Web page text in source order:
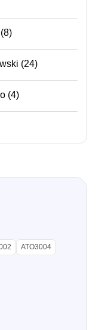
(8)
(24)
(4)
ATO3004